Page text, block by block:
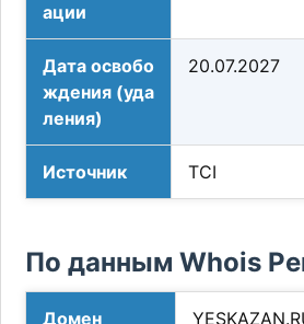
ации
Дата освобо
ждения (уда
ления)
20.07.2027
Источник TCI
По данным Whois
Домен